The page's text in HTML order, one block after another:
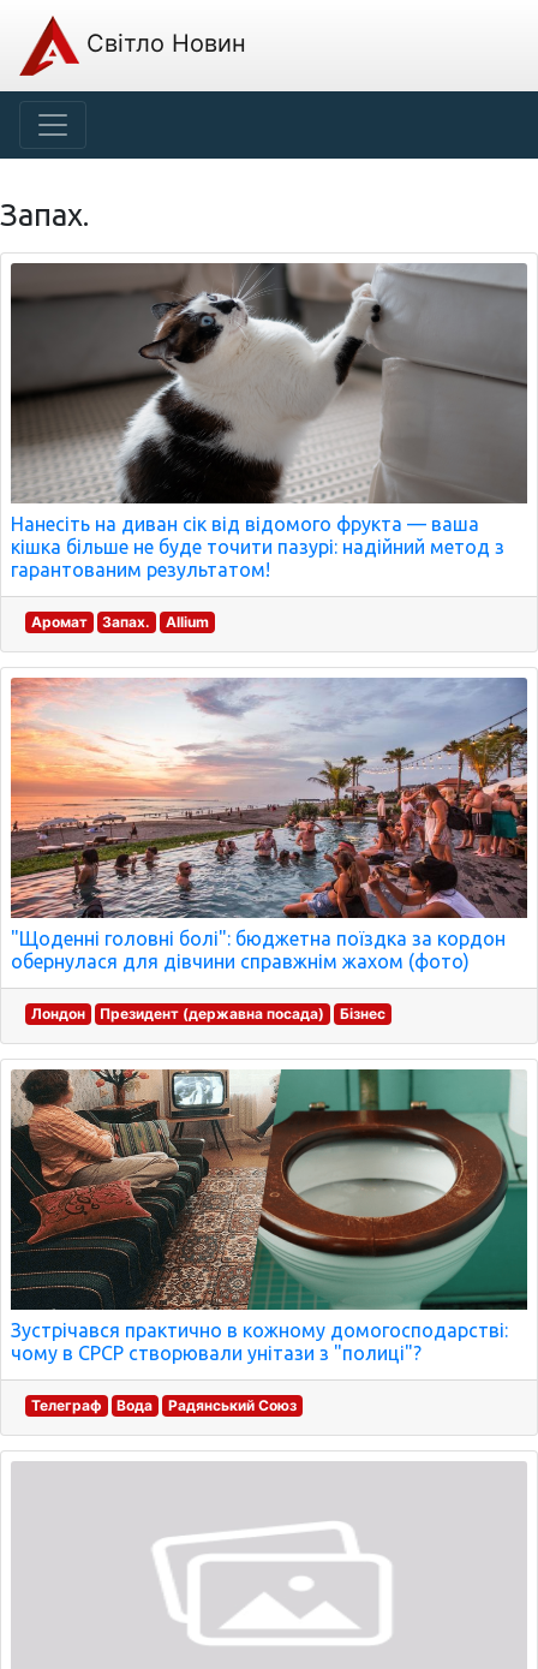
Світло Новин
Запах.
Нанесіть на диван сік від відомого фрукта — ваша
кішка більше не буде точити пазурі: надійний метод з
гарантованим результатом!
Аромат Запах. Allium
"Щоденні головні болі": бюджетна поїздка за кордон
обернулася для дівчини справжнім жахом (фото)
Лондон Президент (державна посада) Бізнес
Зустрічався практично в кожному домогосподарстві:
чому в СРСР створювали унітази з "полиці"?
Телеграф Вода Радянський Союз